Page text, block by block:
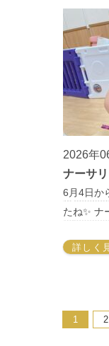
2026年
ナーサ
6月4日か
たね✨ ナ
詳しく
1 2